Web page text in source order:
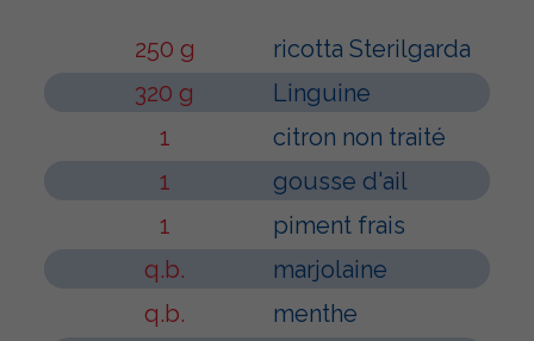
250 g
ricotta Sterilgarda
320 g
Linguine
1
citron non traité
1
gousse d'ail
1
piment frais
q.b.
marjolaine
q.b.
menthe